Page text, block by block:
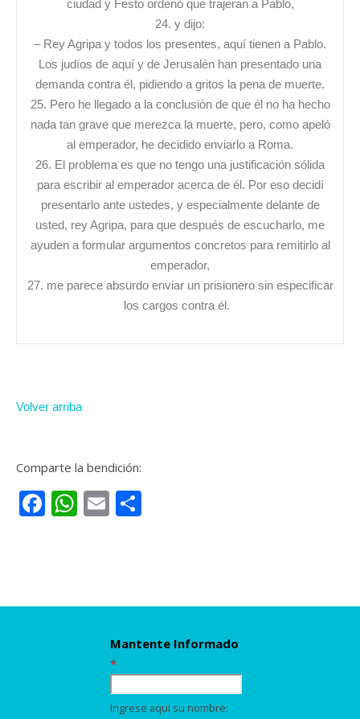
ciudad y Festo ordenó que trajeran a Pablo,
24. y dijo:
– Rey Agripa y todos los presentes, aquí tienen a Pablo.
Los judíos de aquí y de Jerusalén han presentado una
demanda contra él, pidiendo a gritos la pena de muerte.
25. Pero he llegado a la conclusión de que él no ha hecho
nada tan grave que merezca la muerte, pero, como apeló
al emperador, he decidido enviarlo a Roma.
26. El problema es que no tengo una justificación sólida
para escribir al emperador acerca de él. Por eso decidí
presentarlo ante ustedes, y especialmente delante de
usted, rey Agripa, para que después de escucharlo, me
ayuden a formular argumentos concretos para remitirlo al
emperador,
27. me parece absurdo enviar un prisionero sin especificar
los cargos contra él.
Volver arriba
Comparte la bendición:
Facebook
WhatsApp
Email
Mantente Informado
*
Ingrese aquí su nombre: